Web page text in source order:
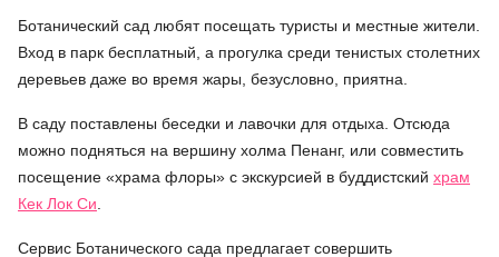
Ботанический сад любят посещать туристы и местные жители.
Вход в парк бесплатный, а прогулка среди тенистых столетних
деревьев даже во время жары, безусловно, приятна.
В саду поставлены беседки и лавочки для отдыха. Отсюда
можно подняться на вершину холма Пенанг, или совместить
посещение «храма флоры» с экскурсией в буддистский храм
Кек Лок Си.
Сервис Ботанического сада предлагает совершить